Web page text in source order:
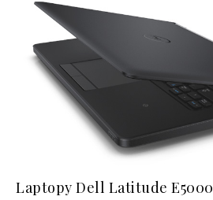
Laptopy Dell Latitude E5000